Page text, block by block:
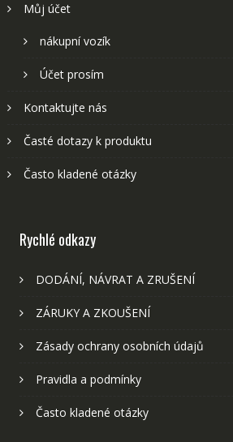
Můj účet
nákupní vozík
Účet prosím
Kontaktujte nás
Časté dotazy k produktu
Často kladené otázky
Rychlé odkazy
DODÁNÍ, NÁVRAT A ZRUŠENÍ
ZÁRUKY A ZKOUŠENÍ
Zásady ochrany osobních údajů
Pravidla a podmínky
Často kladené otázky